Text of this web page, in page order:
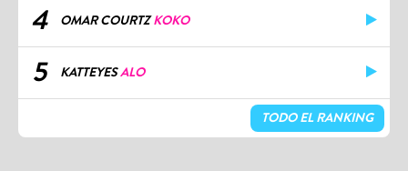
4 OMAR COURTZKOKO
5 KATTEYESALO
TODO EL RANKING